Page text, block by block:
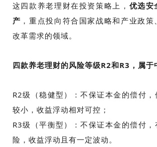
这四款养老理财在投资策略上， 优选安
产 ，重点投向符合国家战略和产业政
改革需求的领域。
四款养老理财的风险等级R2和R3，属于
R2级（稳健型）：不保证本金的偿付
较小，收益浮动相对可控；
R3级（平衡型）：不保证本金的偿付
险，收益浮动且有一定波动。